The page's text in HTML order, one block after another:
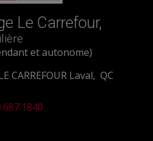
Le Carrefour,
et autonome)
CARREFOUR Laval, QC